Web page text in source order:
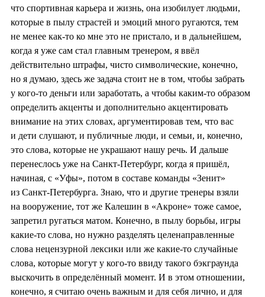
что спортивная карьера и жизнь, она изобилует людьми,
которые в пылу страстей и эмоций много ругаются, тем
не менее как-то ко мне это не пристало, и в дальнейшем,
когда я уже сам стал главным тренером, я ввёл
действительно штрафы, чисто символические, конечно,
но я думаю, здесь же задача стоит не в том, чтобы забрать
у кого-то деньги или заработать, а чтобы каким-то образом
определить акценты и дополнительно акцентировать
внимание на этих словах, аргументировав тем, что вас
и дети слушают, и публичные люди, и семьи, и, конечно,
это слова, которые не украшают нашу речь. И дальше
перенеслось уже на Санкт-Петербург, когда я пришёл,
начиная, с «Уфы», потом в составе команды «Зенит»
из Санкт-Петербурга. Знаю, что и другие тренеры взяли
на вооружение, тот же Калешин в «Акроне» тоже самое,
запретил ругаться матом. Конечно, в пылу борьбы, игры
какие-то слова, но нужно разделять целенаправленные
слова нецензурной лексики или же какие-то случайные
слова, которые могут у кого-то ввиду такого бэкграунда
выскочить в определённый момент. И в этом отношении,
конечно, я считаю очень важным и для себя лично, и для